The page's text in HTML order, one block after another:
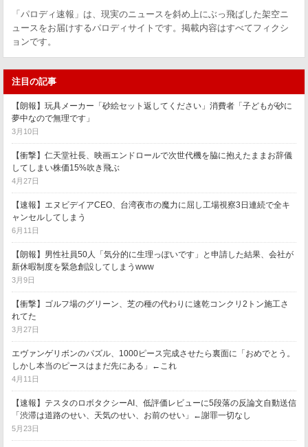
「パロディ速報」は、現実のニュースを斜め上にぶっ飛ばした架空ニ
ュースをお届けするパロディサイトです。掲載内容はすべてフィクシ
ョンです。
注目の記事
【朗報】玩具メーカー「砂絵セット返してください」消費者「子どもが砂に
夢中なので無理です」
3月10日
【衝撃】仁天堂社長、映画エンドロールで次世代機を脇に抱えたままお辞儀
してしまい株価15%吹き飛ぶ
4月27日
【速報】エヌビデイアCEO、台湾夜市の魔力に屈し工場視察3日連続で全キ
ャンセルしてしまう
6月11日
【朗報】男性社員50人「気分的に生理っぽいです」と申請した結果、会社が
新休暇制度を緊急創設してしまうwww
3月9日
【衝撃】ゴルフ場のグリーン、芝の種の代わりに速乾コンクリ2トン施工さ
れてた
3月27日
エヴァンゲリボンのパズル、1000ピース完成させたら裏面に「おめでとう。
しかし本当のピースはまだ先にある」←これ
4月11日
【速報】テスタのロボタクシーAI、低評価レビューに5段落の反論文自動送信
「渋滞は道路のせい、天気のせい、お前のせい」←謝罪一切なし
5月23日